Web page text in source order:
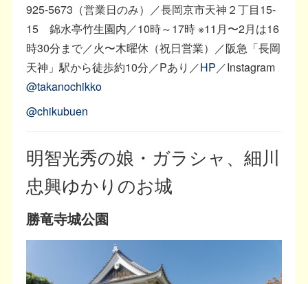
925-5673（営業日のみ）／長岡京市天神２丁目15-
15 錦水亭竹生園内／10時～17時 ※11月〜2月は16
時30分まで／火〜木曜休（祝日営業）／阪急「長岡
天神」駅から徒歩約10分／Pあり／HP／Instagram
@takanochikko
@chikubuen
明智光秀の娘・ガラシャ、細川
忠興ゆかりのお城
勝竜寺城公園